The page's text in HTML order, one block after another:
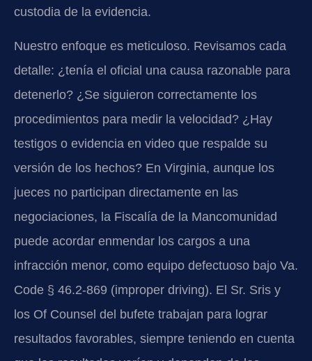
custodia de la evidencia.
Nuestro enfoque es meticuloso. Revisamos cada
detalle: ¿tenía el oficial una causa razonable para
detenerlo? ¿Se siguieron correctamente los
procedimientos para medir la velocidad? ¿Hay
testigos o evidencia en video que respalde su
versión de los hechos? En Virginia, aunque los
jueces no participan directamente en las
negociaciones, la Fiscalía de la Mancomunidad
puede acordar enmendar los cargos a una
infracción menor, como equipo defectuoso bajo Va.
Code § 46.2-869 (improper driving). El Sr. Sris y
los Of Counsel del bufete trabajan para lograr
resultados favorables, siempre teniendo en cuenta